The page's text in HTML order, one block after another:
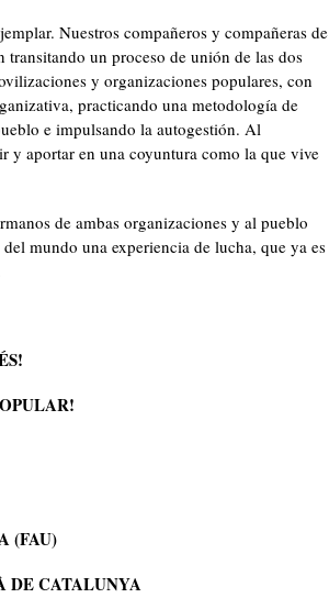
Nuestros compañeros y compañeras de
un proceso de unión de las dos
y organizaciones populares, con
practicando una metodología de
e impulsando la autogestión. Al
y aportar en una coyuntura como la que vive
de ambas organizaciones y al pueblo
mundo una experiencia de lucha, que ya es
(FAU)
DE CATALUNYA